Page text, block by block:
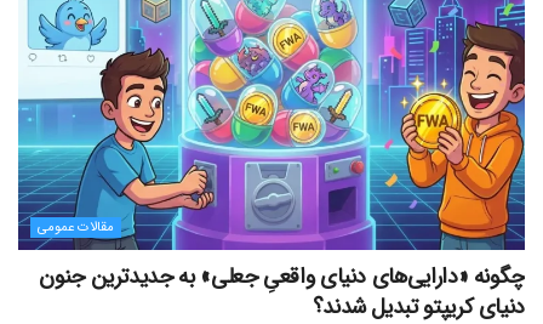
مقالات عمومی
چگونه «دارایی‌های دنیای واقعیِ جعلی» به جدیدترین جنون
دنیای کریپتو تبدیل شدند؟